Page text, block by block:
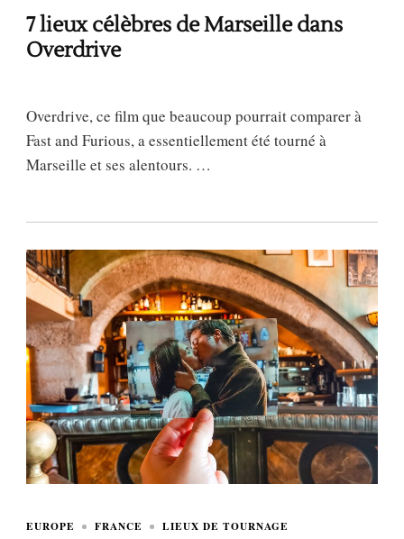
7 lieux célèbres de Marseille dans
Overdrive
Overdrive, ce film que beaucoup pourrait comparer à
Fast and Furious, a essentiellement été tourné à
Marseille et ses alentours. …
EUROPE FRANCE LIEUX DE TOURNAGE